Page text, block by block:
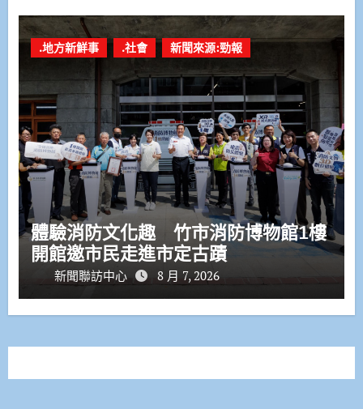
.地方新鮮事 .社會 新聞來源:勁報
體驗消防文化趣 竹市消防博物館1樓
開館邀市民走進市定古蹟
新聞聯訪中心 8 月 7, 2026